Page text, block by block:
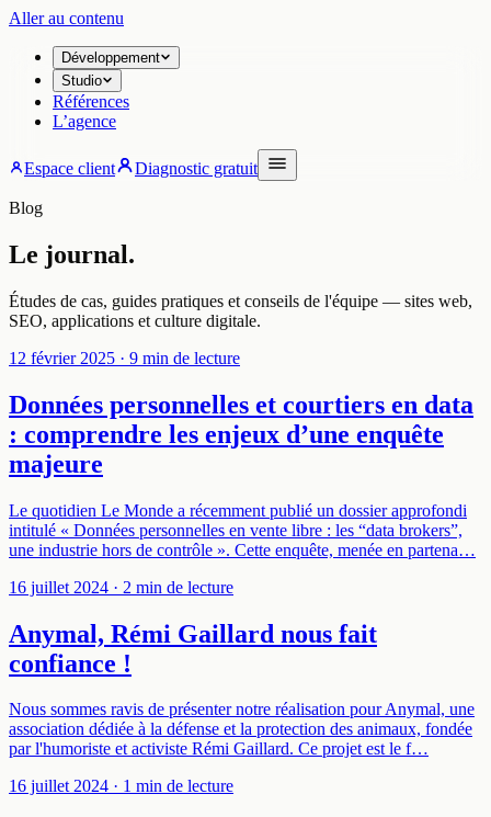
Aller au contenu
Développement
Studio
Références
L’agence
Espace client Diagnostic gratuit
Blog
Le journal.
Études de cas, guides pratiques et conseils de l'équipe — sites web,
SEO, applications et culture digitale.
12 février 2025 · 9 min de lecture
Données personnelles et courtiers en data
: comprendre les enjeux d’une enquête
majeure
Le quotidien Le Monde a récemment publié un dossier approfondi
intitulé « Données personnelles en vente libre : les “data brokers”,
une industrie hors de contrôle ». Cette enquête, menée en partena…
16 juillet 2024 · 2 min de lecture
Anymal, Rémi Gaillard nous fait
confiance !
Nous sommes ravis de présenter notre réalisation pour Anymal, une
association dédiée à la défense et la protection des animaux, fondée
par l'humoriste et activiste Rémi Gaillard. Ce projet est le f…
16 juillet 2024 · 1 min de lecture